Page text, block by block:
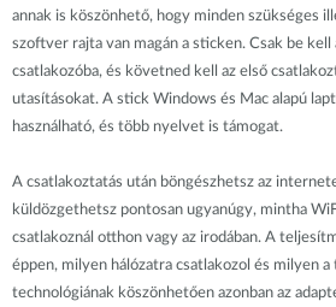
annak is köszönhető, hogy minden szükséges
szoftver rajta van magán a sticken. Csak be kell
csatlakozóba, és követned kell az első
utasításokat. A stick Windows és Mac alapú
használható, és több nyelvet is támogat.
A csatlakoztatás után böngészhetsz az
küldözgethetsz pontosan ugyanúgy, mintha
csatlakoznál otthon vagy az irodában. A
éppen, milyen hálózatra csatlakozol és milyen
technológiának köszönhetően azonban az